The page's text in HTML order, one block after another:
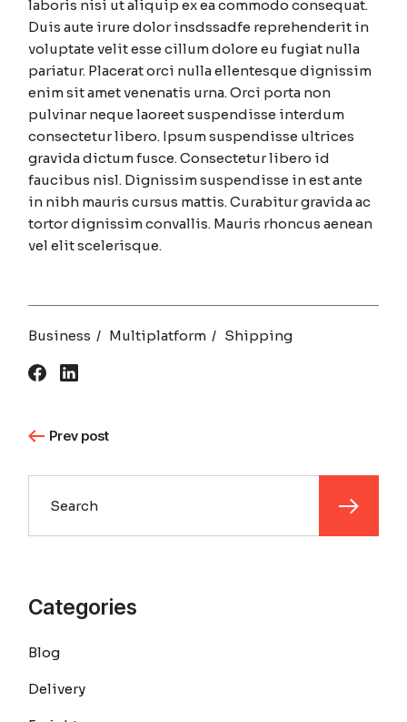
laboris nisi ut aliquip ex ea commodo consequat.
Duis aute irure dolor insdssadfe reprehenderit in
voluptate velit esse cillum dolore eu fugiat nulla
pariatur. Placerat orci nulla ellentesque dignissim
enim sit amet venenatis urna. Orci porta non
pulvinar neque laoreet suspendisse interdum
consectetur libero. Ipsum suspendisse ultrices
gravida dictum fusce. Consectetur libero id
faucibus nisl. Dignissim suspendisse in est ante
in nibh mauris cursus mattis. Curabitur gravida ac
tortor dignissim convallis. Mauris rhoncus aenean
vel elit scelerisque.
Business Multiplatform Shipping
Prev post
Categories
Blog
Delivery